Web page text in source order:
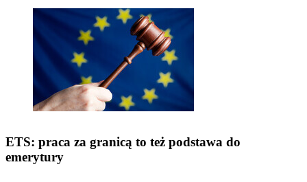
ETS: praca za granicą to też podstawa do
emerytury